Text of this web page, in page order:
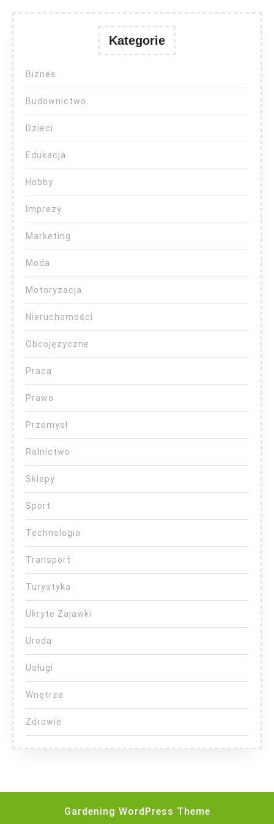
Kategorie
Biznes
Budownictwo
Dzieci
Edukacja
Hobby
Imprezy
Marketing
Moda
Motoryzacja
Nieruchomości
Obcojęzyczne
Praca
Prawo
Przemysł
Rolnictwo
Sklepy
Sport
Technologia
Transport
Turystyka
Ukryte Zajawki
Uroda
Usługi
Wnętrza
Zdrowie
Gardening WordPress Theme